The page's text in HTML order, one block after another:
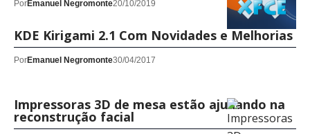
PorEmanuel Negromonte20/10/2019
KDE Kirigami 2.1 Com Novidades e Melhorias
PorEmanuel Negromonte30/04/2017
Impressoras 3D de mesa estão ajudando na
reconstrução facial